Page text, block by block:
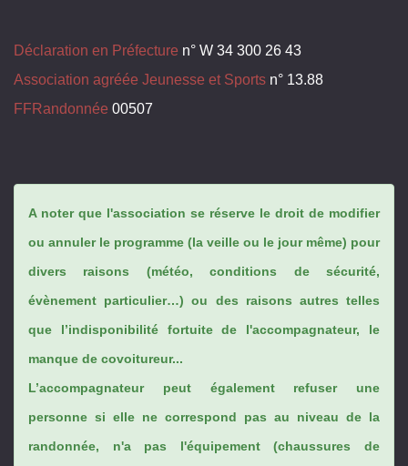
Déclaration en Préfecture n° W 34 300 26 43
Association agréée Jeunesse et Sports n° 13.88
FFRandonnée 00507
A noter que l'association se réserve le droit de modifier
ou annuler le programme (la veille ou le jour même) pour
divers raisons (météo, conditions de sécurité,
évènement particulier…) ou des raisons autres telles
que l’indisponibilité fortuite de l'accompagnateur, le
manque de covoitureur...
L’accompagnateur peut également refuser une
personne si elle ne correspond pas au niveau de la
randonnée, n'a pas l'équipement (chaussures de